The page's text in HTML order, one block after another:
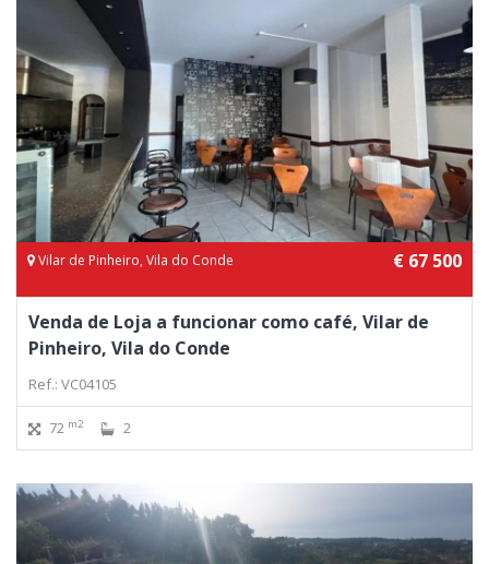
Vilar de Pinheiro, Vila do Conde € 67 500
Venda de Loja a funcionar como café, Vilar de
Pinheiro, Vila do Conde
Ref.: VC04105
72 m2 2